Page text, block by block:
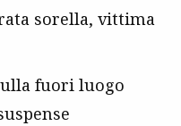
sorella, vittima
fuori luogo